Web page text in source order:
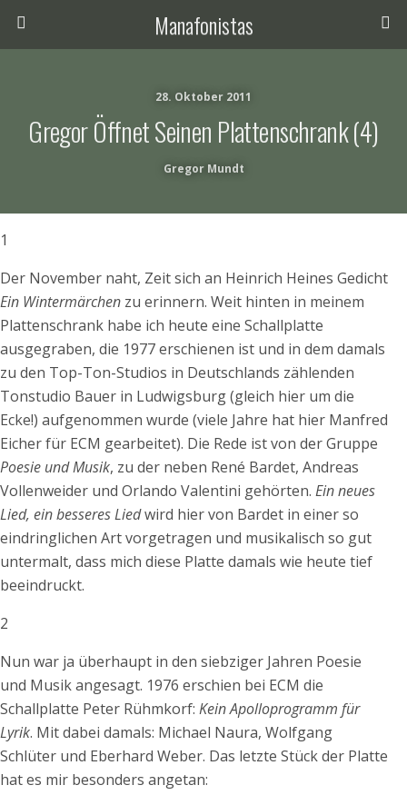
Manafonistas
28. Oktober 2011
Gregor Öffnet Seinen Plattenschrank (4)
Gregor Mundt
1
Der November naht, Zeit sich an Heinrich Heines Gedicht
Ein Wintermärchen zu erinnern. Weit hinten in meinem
Plattenschrank habe ich heute eine Schallplatte
ausgegraben, die 1977 erschienen ist und in dem damals
zu den Top-Ton-Studios in Deutschlands zählenden
Tonstudio Bauer in Ludwigsburg (gleich hier um die
Ecke!) aufgenommen wurde (viele Jahre hat hier Manfred
Eicher für ECM gearbeitet). Die Rede ist von der Gruppe
Poesie und Musik, zu der neben René Bardet, Andreas
Vollenweider und Orlando Valentini gehörten. Ein neues
Lied, ein besseres Liedwird hier von Bardet in einer so
eindringlichen Art vorgetragen und musikalisch so gut
untermalt, dass mich diese Platte damals wie heute tief
beeindruckt.
2
Nun war ja überhaupt in den siebziger Jahren Poesie
und Musik angesagt. 1976 erschien bei ECM die
Schallplatte Peter Rühmkorf: KeinApolloprogramm für
Lyrik. Mit dabei damals: Michael Naura, Wolfgang
Schlüter und Eberhard Weber. Das letzte Stück der Platte
hat es mir besonders angetan: